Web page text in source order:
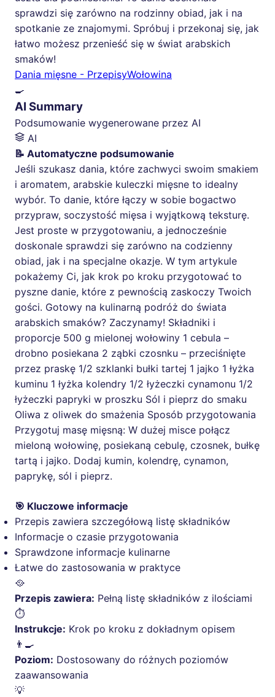
sprawdzi się zarówno na rodzinny obiad, jak i na
spotkanie ze znajomymi. Spróbuj i przekonaj się, jak
łatwo możesz przenieść się w świat arabskich
smaków!
Dania mięsne - PrzepisyWołowina
🍳
AI Summary
Podsumowanie wygenerowane przez AI
AI
📝 Automatyczne podsumowanie
Jeśli szukasz dania, które zachwyci swoim smakiem
i aromatem, arabskie kuleczki mięsne to idealny
wybór. To danie, które łączy w sobie bogactwo
przypraw, soczystość mięsa i wyjątkową teksturę.
Jest proste w przygotowaniu, a jednocześnie
doskonale sprawdzi się zarówno na codzienny
obiad, jak i na specjalne okazje. W tym artykule
pokażemy Ci, jak krok po kroku przygotować to
pyszne danie, które z pewnością zaskoczy Twoich
gości. Gotowy na kulinarną podróż do świata
arabskich smaków? Zaczynamy! Składniki i
proporcje 500 g mielonej wołowiny 1 cebula –
drobno posiekana 2 ząbki czosnku – przeciśnięte
przez praskę 1/2 szklanki bułki tartej 1 jajko 1 łyżka
kuminu 1 łyżka kolendry 1/2 łyżeczki cynamonu 1/2
łyżeczki papryki w proszku Sól i pieprz do smaku
Oliwa z oliwek do smażenia Sposób przygotowania
Przygotuj masę mięsną: W dużej misce połącz
mieloną wołowinę, posiekaną cebulę, czosnek, bułkę
tartą i jajko. Dodaj kumin, kolendrę, cynamon,
paprykę, sól i pieprz.
🎯 Kluczowe informacje
Przepis zawiera szczegółową listę składników
Informacje o czasie przygotowania
Sprawdzone informacje kulinarne
Łatwe do zastosowania w praktyce
🥘
Przepis zawiera: Pełną listę składników z ilościami
⏱️
Instrukcje: Krok po kroku z dokładnym opisem
👨‍🍳
Poziom: Dostosowany do różnych poziomów
zaawansowania
💡